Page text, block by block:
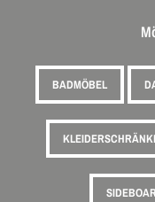
BADMÖBEL